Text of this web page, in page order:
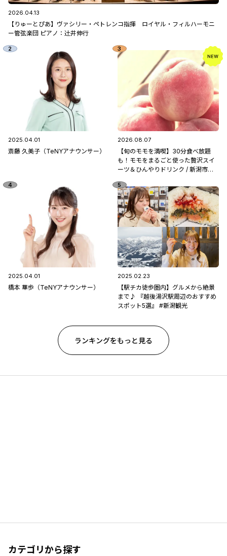
2026.04.13
【りゅーとぴあ】ヴァシリー・ペトレンコ指揮 ロイヤル・フィルハーモニ
ー管弦楽団 ピアノ：辻󠄀井伸行
2025.04.01
斎藤 久美子（TeNYアナウンサー）
2026.08.07
【旬のモモを満喫】30分食べ放題
も！モモをまるごと使った贅沢スイ
ーツ＆ひんやりドリンク / 新潟市南
2025.04.01
橋本 華歩（TeNYアナウンサー）
2025.02.23
【駅チカ徒歩圏内】グルメから絶景
まで♪ 『越後湯沢駅周辺のおすすめ
スポット5選』 #新潟観光
ランキングをもっと見る
カテゴリから探す